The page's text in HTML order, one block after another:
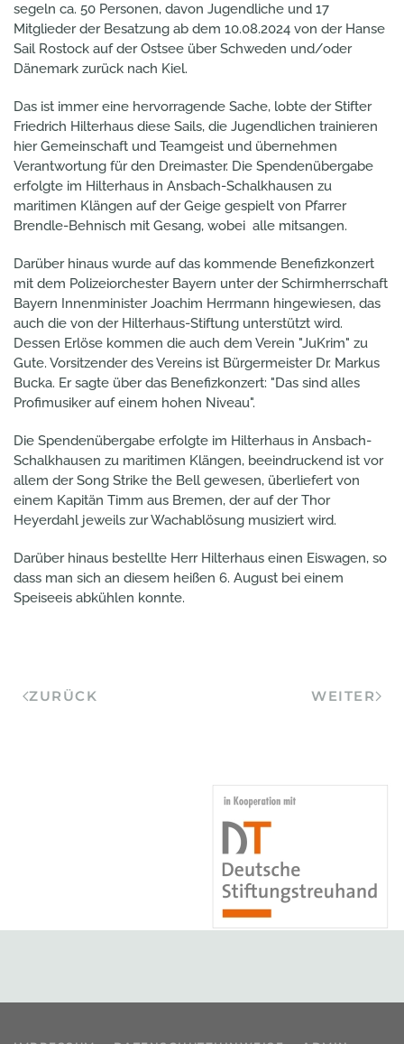
segeln ca. 50 Personen, davon Jugendliche und 17
Mitglieder der Besatzung ab dem 10.08.2024 von der Hanse
Sail Rostock auf der Ostsee über Schweden und/oder
Dänemark zurück nach Kiel.
Das ist immer eine hervorragende Sache, lobte der Stifter
Friedrich Hilterhaus diese Sails, die Jugendlichen trainieren
hier Gemeinschaft und Teamgeist und übernehmen
Verantwortung für den Dreimaster. Die Spendenübergabe
erfolgte im Hilterhaus in Ansbach-Schalkhausen zu
maritimen Klängen auf der Geige gespielt von Pfarrer
Brendle-Behnisch mit Gesang, wobei alle mitsangen.
Darüber hinaus wurde auf das kommende Benefizkonzert
mit dem Polizeiorchester Bayern unter der Schirmherrschaft
Bayern Innenminister Joachim Herrmann hingewiesen, das
auch die von der Hilterhaus-Stiftung unterstützt wird.
Dessen Erlöse kommen die auch dem Verein "JuKrim" zu
Gute. Vorsitzender des Vereins ist Bürgermeister Dr. Markus
Bucka. Er sagte über das Benefizkonzert: "Das sind alles
Profimusiker auf einem hohen Niveau".
Die Spendenübergabe erfolgte im Hilterhaus in Ansbach-
Schalkhausen zu maritimen Klängen, beeindruckend ist vor
allem der Song Strike the Bell gewesen, überliefert von
einem Kapitän Timm aus Bremen, der auf der Thor
Heyerdahl jeweils zur Wachablösung musiziert wird.
Darüber hinaus bestellte Herr Hilterhaus einen Eiswagen, so
dass man sich an diesem heißen 6. August bei einem
Speiseeis abkühlen konnte.
ZURÜCK WEITER